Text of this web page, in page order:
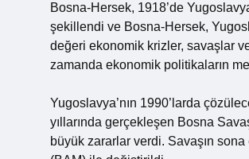
Bosna-Hersek, 1918’de
şekillendi ve Bosna-Hersek,
değeri ekonomik krizler, savaşlar
zamanda ekonomik politikaların
Yugoslavya’nın 1990’larda
yıllarında gerçekleşen Bosna
büyük zararlar verdi. Savaşın